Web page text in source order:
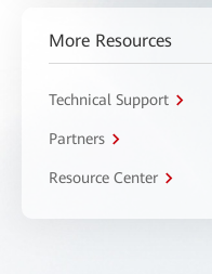
More Resources
Technical Support
Partners
Resource Center